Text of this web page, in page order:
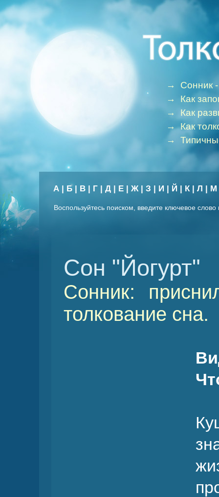
→ Сонник
→ Как
→ Как
→Как
→
А | Б| В | Г | Д | Е | Ж| З | И | Й | К| Л | М
Воспользуйтесь поиском, введите ключевое
Сон "Йогурт"
Сонник:
толкование сна.